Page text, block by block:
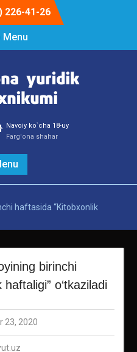
226-41-26
Menu
Navoiy ko`cha 18-uy
Farg'ona shahar
haftasida “Kitobxonlik
birinchi
o‘tkaziladi
23, 2020